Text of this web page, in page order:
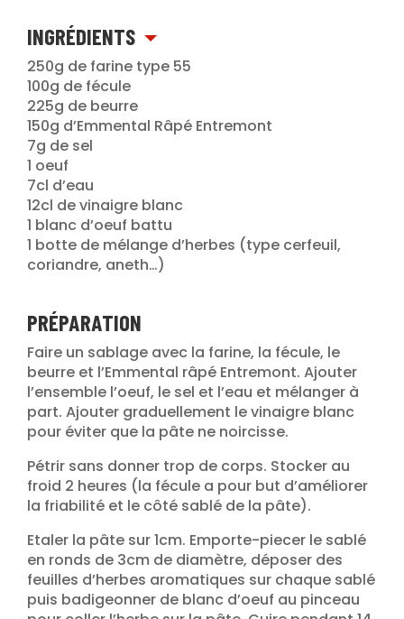
INGRÉDIENTS
250g de farine type 55
100g de fécule
225g de beurre
150g d’Emmental Râpé Entremont
7g de sel
1 oeuf
7cl d’eau
12cl de vinaigre blanc
1 blanc d’oeuf battu
1 botte de mélange d’herbes (type cerfeuil,
coriandre, aneth…)
PRÉPARATION
Faire un sablage avec la farine, la fécule, le
beurre et l’Emmental râpé Entremont. Ajouter
l’ensemble l’oeuf, le sel et l’eau et mélanger à
part. Ajouter graduellement le vinaigre blanc
pour éviter que la pâte ne noircisse.
Pétrir sans donner trop de corps. Stocker au
froid 2 heures (la fécule a pour but d’améliorer
la friabilité et le côté sablé de la pâte).
Etaler la pâte sur 1cm. Emporte-piecer le sablé
en ronds de 3cm de diamètre, déposer des
feuilles d’herbes aromatiques sur chaque sablé
puis badigeonner de blanc d’oeuf au pinceau